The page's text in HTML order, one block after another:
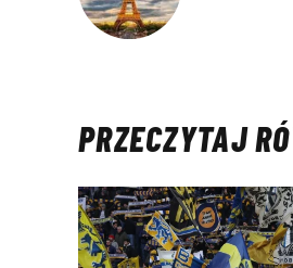
PRZECZYTAJ